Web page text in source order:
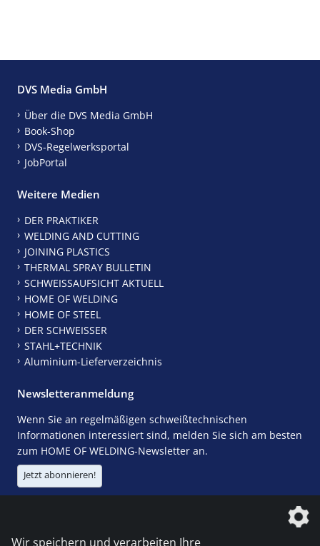
DVS Media GmbH
Über die DVS Media GmbH
Book-Shop
DVS-Regelwerksportal
JobPortal
Weitere Medien
DER PRAKTIKER
WELDING AND CUTTING
JOINING PLASTICS
THERMAL SPRAY BULLETIN
SCHWEISSAUFSICHT AKTUELL
HOME OF WELDING
HOME OF STEEL
DER SCHWEISSER
STAHL+TECHNIK
Aluminium-Lieferverzeichnis
Newsletteranmeldung
Wenn Sie an regelmäßigen schweißtechnischen
Informationen interessiert sind, melden Sie sich am besten
zum HOME OF WELDING-Newsletter an.
Jetzt abonnieren!
Die DVS Media GmbH ist ein Unternehmen der
Wir speichern und verarbeiten Ihre